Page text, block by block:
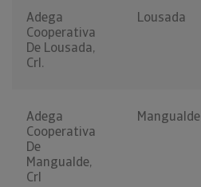
Adega
Cooperativa
De Lousada,
Crl.
Lousada
Adega
Cooperativa
De
Mangualde,
Crl
Mangualde